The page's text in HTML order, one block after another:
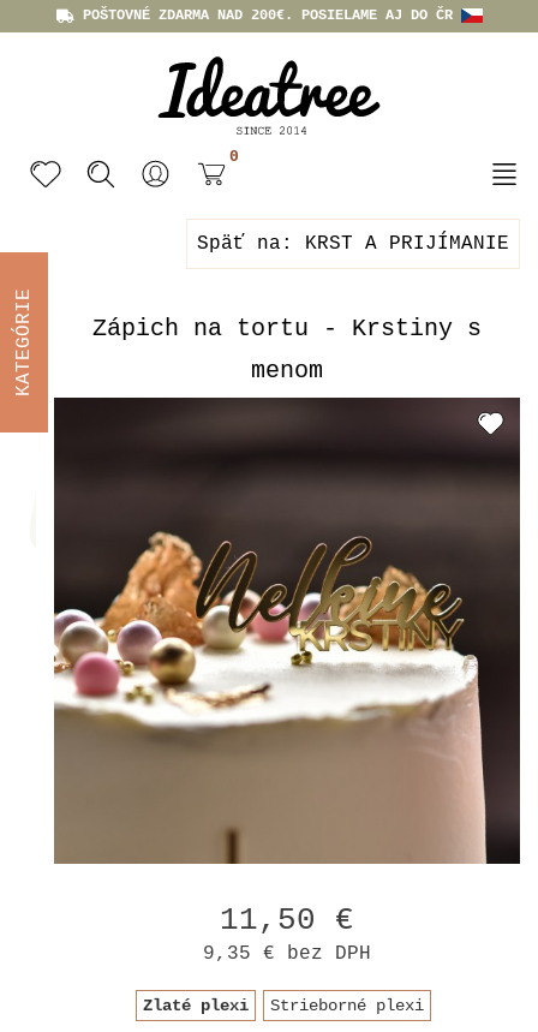
POŠTOVNÉ ZDARMA NAD 200€. POSIELAME AJ DO ČR
0
Späť na: KRST A PRIJÍMANIE
Zápich na tortu - Krstiny s
menom
11,50 €
9,35 € bez DPH
Zlaté plexi Strieborné plexi
KATEGÓRIE